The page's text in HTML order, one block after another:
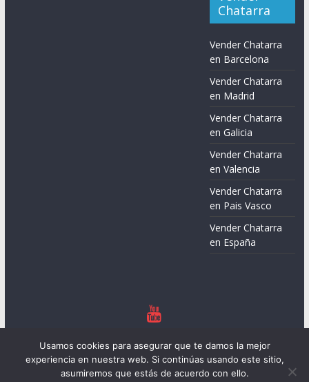
Chatarra
Vender Chatarra
en Barcelona
Vender Chatarra
en Madrid
Vender Chatarra
en Galicia
Vender Chatarra
en Valencia
Vender Chatarra
en Pais Vasco
Vender Chatarra
en España
derechos reservados.
Tema:ColorMagpor ThemeGrill. Funciona conWordPress
Usamos cookies para asegurar que te damos la mejor
experiencia en nuestra web. Si continúas usando este sitio,
asumiremos que estás de acuerdo con ello.